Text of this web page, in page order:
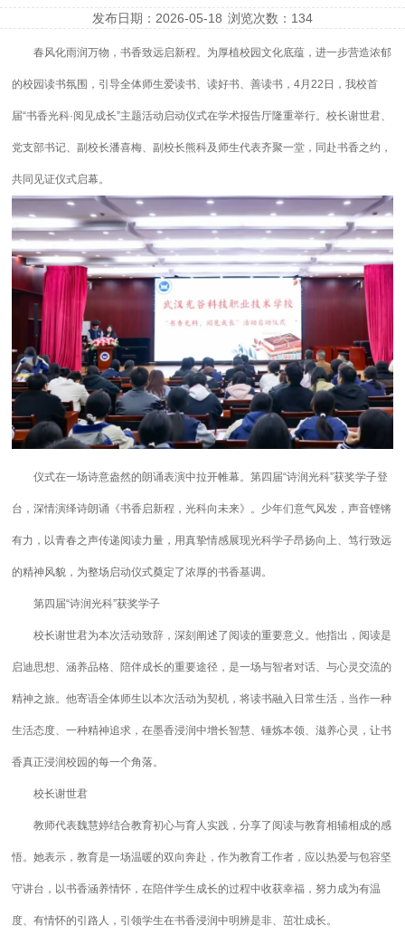
发布日期：2026-05-18 浏览次数： 134
春风化雨润万物，书香致远启新程。为厚植校园文化底蕴，进一步营造浓郁
的校园读书氛围，引导全体师生爱读书、读好书、善读书，4月22日，我校首
届“书香光科·阅见成长”主题活动启动仪式在学术报告厅隆重举行。校长谢世君、
党支部书记、副校长潘喜梅、副校长熊科及师生代表齐聚一堂，同赴书香之约，
共同见证仪式启幕。
仪式在一场诗意盎然的朗诵表演中拉开帷幕。第四届“诗润光科”获奖学子登
台，深情演绎诗朗诵《书香启新程，光科向未来》。少年们意气风发，声音铿锵
有力，以青春之声传递阅读力量，用真挚情感展现光科学子昂扬向上、笃行致远
的精神风貌，为整场启动仪式奠定了浓厚的书香基调。
第四届“诗润光科”获奖学子
校长谢世君为本次活动致辞，深刻阐述了阅读的重要意义。他指出，阅读是
启迪思想、涵养品格、陪伴成长的重要途径，是一场与智者对话、与心灵交流的
精神之旅。他寄语全体师生以本次活动为契机，将读书融入日常生活，当作一种
生活态度、一种精神追求，在墨香浸润中增长智慧、锤炼本领、滋养心灵，让书
香真正浸润校园的每一个角落。
校长谢世君
教师代表魏慧婷结合教育初心与育人实践，分享了阅读与教育相辅相成的感
悟。她表示，教育是一场温暖的双向奔赴，作为教育工作者，应以热爱与包容坚
守讲台，以书香涵养情怀，在陪伴学生成长的过程中收获幸福，努力成为有温
度、有情怀的引路人，引领学生在书香浸润中明辨是非、茁壮成长。